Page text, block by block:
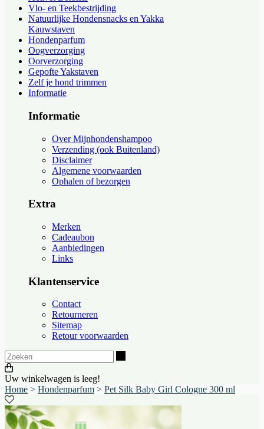
Vlo- en Teekbestrijding
Natuurlijke Hondensnacks en Yakka
Kauwstaven
Hondenparfum
Oogverzorging
Oorverzorging
Gepofte Yakstaven
Zelf je hond trimmen
Informatie
Informatie
Over Mijnhondenshampoo
Verzending (ook Buitenland)
Disclaimer
Algemene voorwaarden
Ophalen of bezorgen
Extra
Merken
Cadeaubon
Aanbiedingen
Links
Klantenservice
Contact
Retourneren
Sitemap
Retour voorwaarden
Uw winkelwagen is leeg!
Home > Hondenparfum > Pet Silk Baby Girl Cologne 300 ml